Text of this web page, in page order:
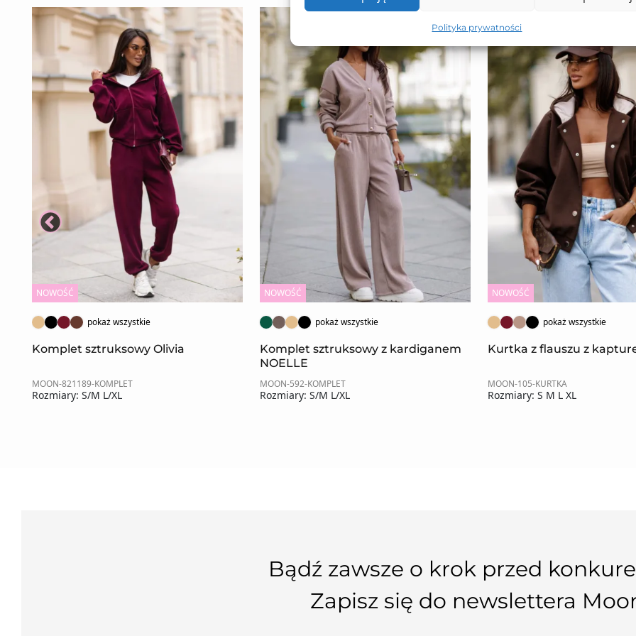
Polityka prywatności
NOWOŚĆ
pokaż wszystkie
Komplet sztruksowy Olivia
MOON-821189-KOMPLET
Rozmiary: S/M L/XL
NOWOŚĆ
pokaż wszystkie
Komplet sztruksowy z kardiganem
NOELLE
MOON-592-KOMPLET
Rozmiary: S/M L/XL
NOWOŚĆ
pokaż wszystkie
Kurtka z flauszu z
MOON-105-KURTKA
Rozmiary: S M L XL
Bądź zawsze o krok przed
Zapisz się do newslettera